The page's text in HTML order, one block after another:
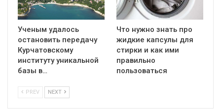
Ученым удалось
остановить передачу
Курчатовскому
институту уникальной
базы в…
Что нужно знать про
жидкие капсулы для
стирки и как ими
правильно
пользоваться
PREV NEXT